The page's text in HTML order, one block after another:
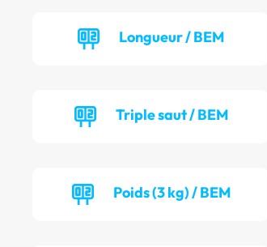
Longueur / BEM
Triple saut / BEM
Poids (3 kg) / BEM